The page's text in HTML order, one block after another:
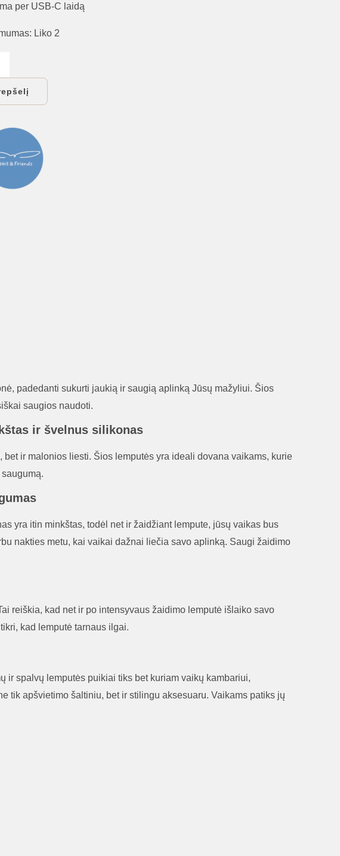
per USB-C laidą
Liko 2
padedanti sukurti jaukią ir saugią aplinką Jūsų mažyliui. Šios
saugios naudoti.
ir švelnus silikonas
ir malonios liesti. Šios lemputės yra ideali dovana vaikams, kurie
yra itin minkštas, todėl net ir žaidžiant lempute, jūsų vaikas bus
nakties metu, kai vaikai dažnai liečia savo aplinką. Saugi žaidimo
reiškia, kad net ir po intensyvaus žaidimo lemputė išlaiko savo
kad lemputė tarnaus ilgai.
ir spalvų lemputės puikiai tiks bet kuriam vaikų kambariui,
tik apšvietimo šaltiniu, bet ir stilingu aksesuaru. Vaikams patiks jų